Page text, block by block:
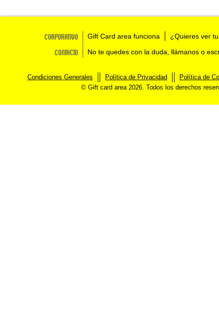
Corporativo Gift Card area funciona ¿Quieres ver
Contacto No te quedes con la duda, llámanos o
Condiciones Generales Política de Privacidad
Política de
© Gift card area 2026. Todos los derechos